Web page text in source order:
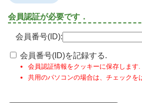
会員認証が必要です．
会員番号(ID):
会員番号(ID)を記録する.
会員認証情報をクッキーに保存しま
共用のパソコンの場合は、チェックを